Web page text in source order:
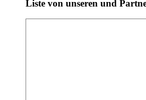
Liste von unseren und